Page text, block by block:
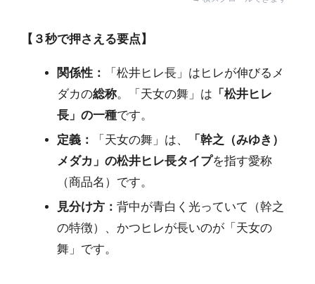
【３秒で押さえる要点】
関係性：
「松井ヒレ長」はヒレが伸びるメ
ダカの総称。「天女の舞」は 「松井ヒレ
長」の一種です。
定義：
「天女の舞」は、
「幹之（みゆき）
メダカ」の松井ヒレ長タイプを指す愛称
（商品名）です。
見分け方： 背中が青白く光っていて（幹之
の特徴）、かつヒレが長いのが「天女の
舞」です。